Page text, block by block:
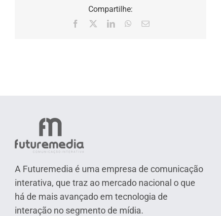
Compartilhe:
Facebook LinkedInWhatsApp
E-
A Futuremedia é uma empresa de comunicação
interativa, que traz ao mercado nacional o que
há de mais avançado em tecnologia de
interação no segmento de mídia.